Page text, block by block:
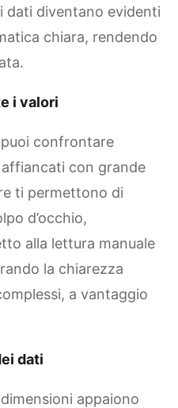
dati diventano evidenti
chiara, rendendo
i valori
confrontare
con grande
ti permettono di
d’occhio,
alla lettura manuale
la chiarezza
a vantaggio
dati
appaiono